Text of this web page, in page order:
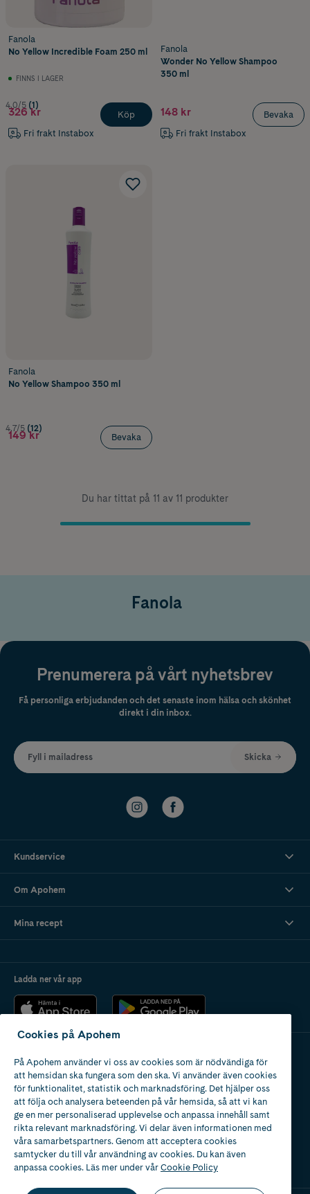
Fanola
No Yellow Incredible Foam 250 ml
FINNS I LAGER
4.0/5 (1)
326 kr
Fri frakt Instabox
Köp
Fanola
Wonder No Yellow Shampoo
350 ml
148 kr
Fri frakt Instabox
Bevaka
Fanola
No Yellow Shampoo 350 ml
4.7/5 (12)
149 kr Bevaka
Du har tittat på 11 av 11 produkter
Fanola
Prenumerera på vårt nyhetsbrev
Få personliga erbjudanden och det senaste inom hälsa och skönhet
direkt i din inbox.
Fyll i mailadress Skicka
Kundservice
Om Apohem
Mina recept
Ladda ner vår app
Apotek med tillstånd
av Läkemedelsverket
2024
Cookies på Apohem
På Apohem använder vi oss av cookies som är nödvändiga för
att hemsidan ska fungera som den ska. Vi använder även cookies
för funktionalitet, statistik och marknadsföring. Det hjälper oss
att följa och analysera beteenden på vår hemsida, så att vi kan
ge en mer personaliserad upplevelse och anpassa innehåll samt
rikta relevant marknadsföring. Vi delar även informationen med
våra samarbetspartners. Genom att acceptera cookies
samtycker du till vår användning av cookies. Du kan även
anpassa cookies. Läs mer under vårCookie Policy